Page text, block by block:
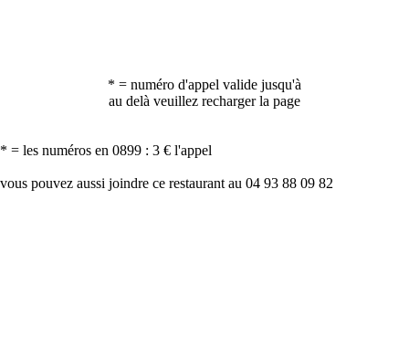
* = numéro d'appel valide jusqu'à
au delà veuillez recharger la page
* = les numéros en 0899 : 3 € l'appel
vous pouvez aussi joindre ce restaurant au 04 93 88 09 82